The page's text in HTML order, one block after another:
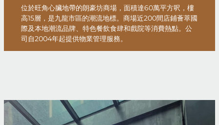
位於旺角心臟地帶的朗豪坊商場，面積達60萬平方呎，樓
高15層，是九龍市區的潮流地標。商場近200間店鋪薈萃國
際及本地潮流品牌、特色餐飲食肆和戲院等消費熱點。公
司自2004年起提供物業管理服務。